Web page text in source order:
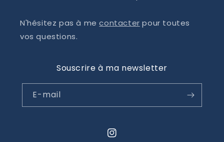
N'hésitez pas à mecontacter pour toutes
vos questions.
Souscrire à ma newsletter
E-mail
Instagram